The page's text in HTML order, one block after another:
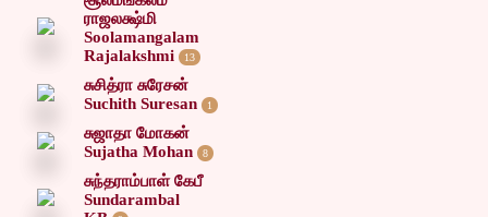
ராஜலக்ஷ்மி
Soolamangalam
Rajalakshmi
13
சுசித்ரா சுரேசன்
Suchith Suresan
1
சுஜாதா மோகன்
Sujatha Mohan
8
சுந்தராம்பாள் கேபீ
Sundarambal